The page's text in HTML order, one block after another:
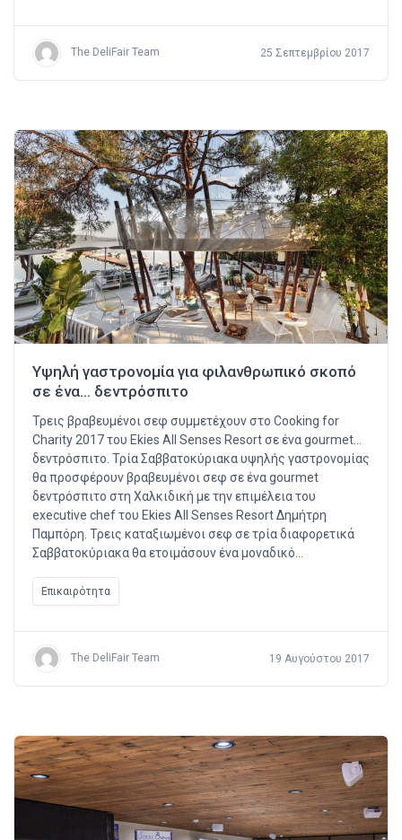
The DeliFair Team 25 Σεπτεμβρίου 2017
Υψηλή γαστρονομία για φιλανθρωπικό σκοπό
σε ένα… δεντρόσπιτο
Τρεις βραβευμένοι σεφ συμμετέχουν στο Cooking for
Charity 2017 του Ekies All Senses Resort σε ένα gourmet…
δεντρόσπιτο. Τρία Σαββατοκύριακα υψηλής γαστρονομίας
θα προσφέρουν βραβευμένοι σεφ σε ένα gourmet
δεντρόσπιτο στη Χαλκιδική με την επιμέλεια του
executive chef του Ekies All Senses Resort Δημήτρη
Παμπόρη. Τρεις καταξιωμένοι σεφ σε τρία διαφορετικά
Σαββατοκύριακα θα ετοιμάσουν ένα μοναδικό…
Επικαιρότητα
The DeliFair Team 19 Αυγούστου 2017